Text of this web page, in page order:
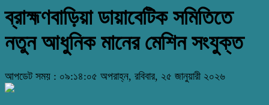
ব্রাহ্মণবাড়িয়া ডায়াবেটিক সমিতিতে
নতুন আধুনিক মানের মেশিন সংযুক্ত
আপডেট সময় : ০৯:১৪:০৫ অপরাহ্ন, রবিবার, ২৫ জানুয়ারী ২০২৬